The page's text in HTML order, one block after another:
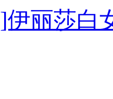
丽莎白